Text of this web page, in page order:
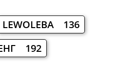
LEWOLEBA 136
192